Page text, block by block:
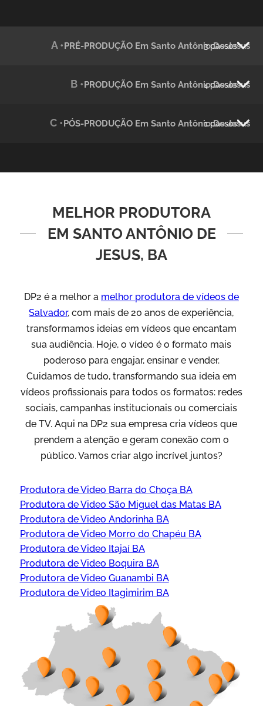
Animação 2D
Vídeos de Produtos e Serviços
A •PRÉ-PRODUÇÃO Em Santo Antônio De Jesus
3 passos
B •PRODUÇÃO Em Santo Antônio De Jesus
4 passos
C •PÓS-PRODUÇÃO Em Santo Antônio De Jesus
1 passos
MELHOR PRODUTORA
EM SANTO ANTÔNIO DE
JESUS, BA
DP2 é a melhor a melhor produtora de vídeos de
Salvador, com mais de 20 anos de experiência,
transformamos ideias em vídeos que encantam
sua audiência. Hoje, o vídeo é o formato mais
poderoso para engajar, ensinar e vender.
Cuidamos de tudo, transformando sua ideia em
vídeos profissionais para todos os formatos: redes
sociais, campanhas institucionais ou comerciais
de TV. Aqui na DP2 sua empresa cria vídeos que
prendem a atenção e geram conexão com o
público. Vamos criar algo incrível juntos?
Produtora de Video Barra do Choça BA
Produtora de Video São Miguel das Matas BA
Produtora de Video Andorinha BA
Produtora de Video Morro do Chapéu BA
Produtora de Video Itajaí BA
Produtora de Video Boquira BA
Produtora de Video Guanambi BA
Produtora de Video Itagimirim BA